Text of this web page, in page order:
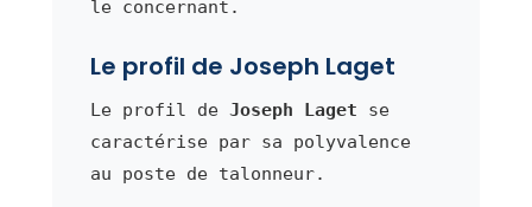
le concernant.
Le profil de Joseph Laget
Le profil de Joseph Laget se
caractérise par sa polyvalence
au poste de talonneur.